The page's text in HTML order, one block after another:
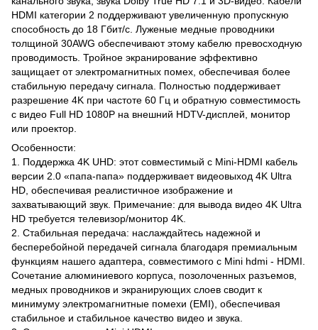
HDMI категории 2 поддерживают увеличенную пропускную
способность до 18 Гбит/с. Луженые медные проводники
толщиной 30AWG обеспечивают этому кабелю превосходную
проводимость. Тройное экранирование эффективно
защищает от электромагнитных помех, обеспечивая более
стабильную передачу сигнала. Полностью поддерживает
разрешение 4K при частоте 60 Гц и обратную совместимость
с видео Full HD 1080P на внешний HDTV-дисплей, монитор
или проектор.
Особенности:
1. Поддержка 4K UHD: этот совместимый с Mini-HDMI кабель
версии 2.0 «папа-папа» поддерживает видеовыход 4K Ultra
HD, обеспечивая реалистичное изображение и
захватывающий звук. Примечание: для вывода видео 4K Ultra
HD требуется телевизор/монитор 4K.
2. Стабильная передача: наслаждайтесь надежной и
бесперебойной передачей сигнала благодаря премиальным
функциям нашего адаптера, совместимого с Mini hdmi - HDMI.
Сочетание алюминиевого корпуса, позолоченных разъемов,
медных проводников и экранирующих слоев сводит к
минимуму электромагнитные помехи (EMI), обеспечивая
стабильное и стабильное качество видео и звука.